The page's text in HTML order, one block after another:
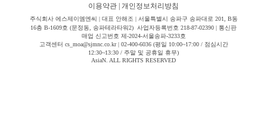
이용약관 개인정보처리방침
주식회사 에스제이엠엔씨 | 대표 안해조 | 서울특별시 송파구 송파대로 201, B동
16층 B-1609호 (문정동, 송파테라타워2) 사업자등록번호 218-87-02390 | 통신판
매업 신고번호 제-2024-서울송파-3233호
고객센터 cs_moa@sjmnc.co.kr | 02-400-6036 (평일 10:00~17:00 / 점심시간
12:30~13:30 / 주말 및 공휴일 휴무)
AsiaN. ALL RIGHTS RESERVED